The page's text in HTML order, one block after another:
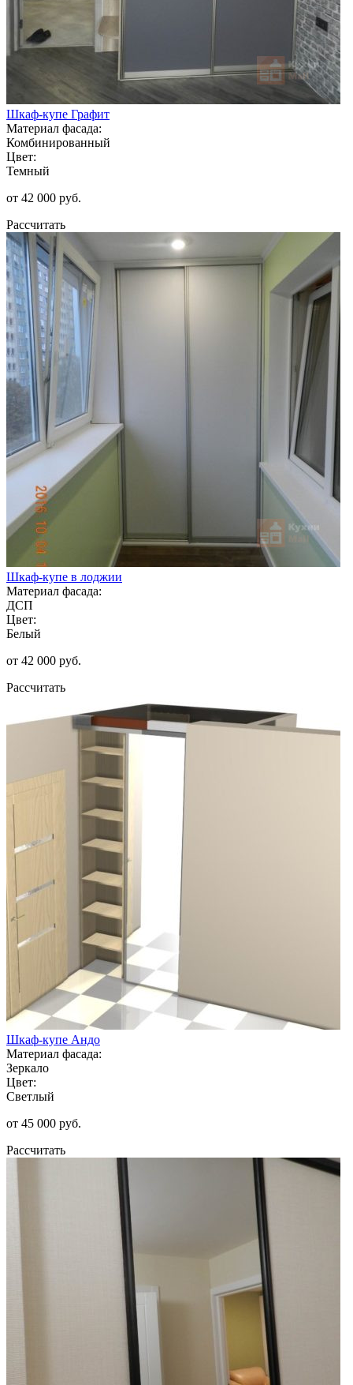
Шкаф-купе Графит
Материал фасада:
Комбинированный
Цвет:
Темный
от 42 000 руб.
Рассчитать
Шкаф-купе в лоджии
Материал фасада:
ДСП
Цвет:
Белый
от 42 000 руб.
Рассчитать
Шкаф-купе Андо
Материал фасада:
Зеркало
Цвет:
Светлый
от 45 000 руб.
Рассчитать